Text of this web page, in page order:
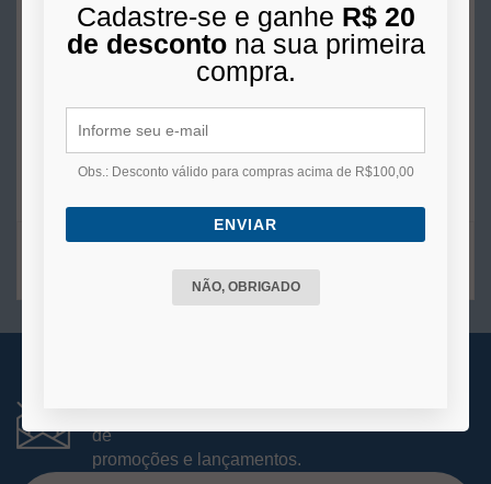
R$ 35,00
3xdeR$ 11,67 s/juros no cartão
de
promoções e lançamentos.
Cadastre-se e ganhe R$ 20
de descontona sua primeira
compra.
Obs.: Desconto válido para compras acima de R$100,00
ENVIAR
NÃO, OBRIGADO